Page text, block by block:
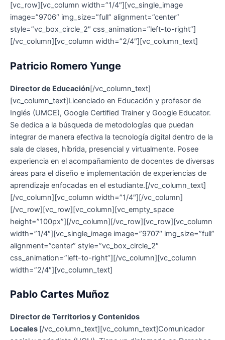
[vc_row][vc_column width=”1/4″][vc_single_image
image=”9706″ img_size=”full” alignment=”center”
style=”vc_box_circle_2″ css_animation=”left-to-right”]
[/vc_column][vc_column width=”2/4″][vc_column_text]
Patricio Romero Yunge
Director de Educación[/vc_column_text]
[vc_column_text]Licenciado en Educación y profesor de
Inglés (UMCE), Google Certified Trainer y Google Educator.
Se dedica a la búsqueda de metodologías que puedan
integrar de manera efectiva la tecnología digital dentro de la
sala de clases, híbrida, presencial y virtualmente. Posee
experiencia en el acompañamiento de docentes de diversas
áreas para el diseño e implementación de experiencias de
aprendizaje enfocadas en el estudiante.[/vc_column_text]
[/vc_column][vc_column width=”1/4″][/vc_column]
[/vc_row][vc_row][vc_column][vc_empty_space
height=”100px”][/vc_column][/vc_row][vc_row][vc_column
width=”1/4″][vc_single_image image=”9707″ img_size=”full”
alignment=”center” style=”vc_box_circle_2″
css_animation=”left-to-right”][/vc_column][vc_column
width=”2/4″][vc_column_text]
Pablo Cartes Muñoz
Director de Territorios y Contenidos
Locales [/vc_column_text][vc_column_text]Comunicador